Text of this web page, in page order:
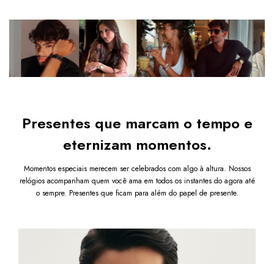
Todos os relógios possuem TROCA GRATUITA e
GARANTIA.
Após a confirmação de compra, a nota fiscal será
enviada em até um dia útil em seu e-mail.
Bateria 377
Relógio analógico
Pulseira Masculina de Couro Trançado
Preto com Fecho Magnético
R$ 359,80
R$ 179,90
Presentes que marcam o tempo e
eternizam momentos.
Momentos especiais merecem ser celebrados com algo à altura. Nossos
relógios acompanham quem você ama em todos os instantes do agora até
o sempre. Presentes que ficam para além do papel de presente.